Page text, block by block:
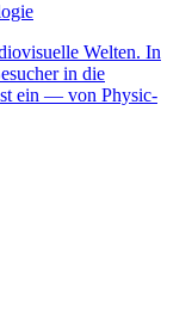
Welten. In
in die
ein — von Physic-